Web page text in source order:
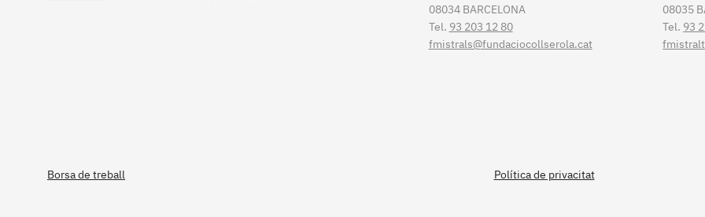
08034 BARCELONA
Tel. 93 203 12 80
fmistrals@fundaciocollserola.cat
08035
Tel. 93
Borsa de treball Política de privacitat